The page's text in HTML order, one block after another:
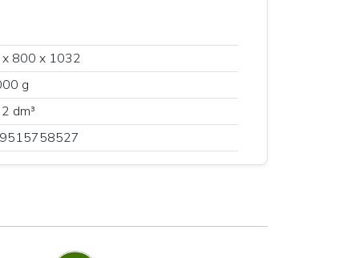
800 x 1032
g
dm³